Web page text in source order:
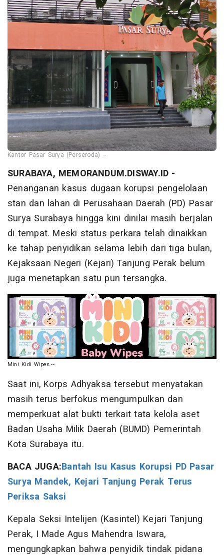
Kantor Pasar Surya (Perseroda) --
SURABAYA, MEMORANDUM.DISWAY.ID -
Penanganan kasus dugaan korupsi pengelolaan
stan dan lahan di Perusahaan Daerah (PD) Pasar
Surya Surabaya hingga kini dinilai masih berjalan
di tempat. Meski status perkara telah dinaikkan
ke tahap penyidikan selama lebih dari tiga bulan,
Kejaksaan Negeri (Kejari) Tanjung Perak belum
juga menetapkan satu pun tersangka.
Mini Kidi Wipes.--
Saat ini, Korps Adhyaksa tersebut menyatakan
masih terus berfokus mengumpulkan dan
memperkuat alat bukti terkait tata kelola aset
Badan Usaha Milik Daerah (BUMD) Pemerintah
Kota Surabaya itu.
BACA JUGA:Bantah Isu Kasus Korupsi PD Pasar
Surya Mandek, Kejari Tanjung Perak Terus
Periksa Saksi
Kepala Seksi Intelijen (Kasintel) Kejari Tanjung
Perak, I Made Agus Mahendra Iswara,
mengungkapkan bahwa penyidik tindak pidana